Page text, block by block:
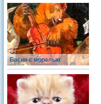
Басни с моралью